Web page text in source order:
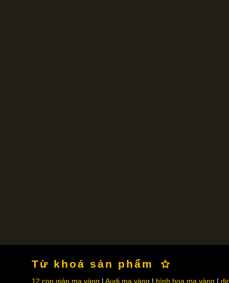
Từ khoá sản phẩm
12 con giáp mạ vàng Audi mạ vàng bình hoa mạ vàng